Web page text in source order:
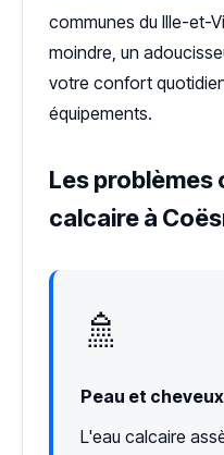
communes du Ille-et-
moindre, un
votre confort
équipements.
Les problèmes
calcaire à
🚿
Peau et
L'eau calcaire